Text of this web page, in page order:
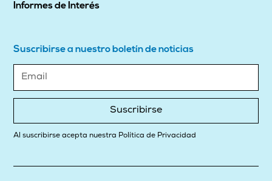
Informes de Interés
Suscribirse a nuestro boletín de noticias
Suscribirse
Al suscribirse acepta nuestra Política de Privacidad